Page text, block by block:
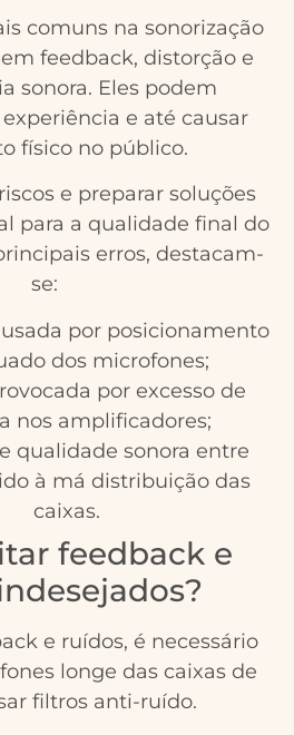
comuns na sonorização
feedback, distorção e
sonora. Eles podem
e até causar
físico no público.
e preparar soluções
para a qualidade final do
erros, destacam-
se:
por posicionamento
dos microfones;
por excesso de
nos amplificadores;
qualidade sonora entre
à má distribuição das
caixas.
feedback e
e ruídos, é necessário
longe das caixas de
filtros anti-ruído.